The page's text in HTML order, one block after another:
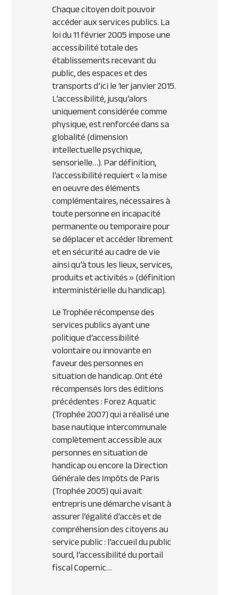
Chaque citoyen doit pouvoir
accéder aux services publics. La
loi du 11 février 2005 impose une
accessibilité totale des
établissements recevant du
public, des espaces et des
transports d’ici le 1er janvier 2015.
L’accessibilité, jusqu’alors
uniquement considérée comme
physique, est renforcée dans sa
globalité (dimension
intellectuelle psychique,
sensorielle…). Par définition,
l’accessibilité requiert « la mise
en oeuvre des éléments
complémentaires, nécessaires à
toute personne en incapacité
permanente ou temporaire pour
se déplacer et accéder librement
et en sécurité au cadre de vie
ainsi qu’à tous les lieux, services,
produits et activités » (définition
interministérielle du handicap).
Le Trophée récompense des
services publics ayant une
politique d’accessibilité
volontaire ou innovante en
faveur des personnes en
situation de handicap. Ont été
récompensés lors des éditions
précédentes : Forez Aquatic
(Trophée 2007) qui a réalisé une
base nautique intercommunale
complètement accessible aux
personnes en situation de
handicap ou encore la Direction
Générale des Impôts de Paris
(Trophée 2005) qui avait
entrepris une démarche visant à
assurer l’égalité d’accès et de
compréhension des citoyens au
service public : l’accueil du public
sourd, l’accessibilité du portail
fiscal Copernic…